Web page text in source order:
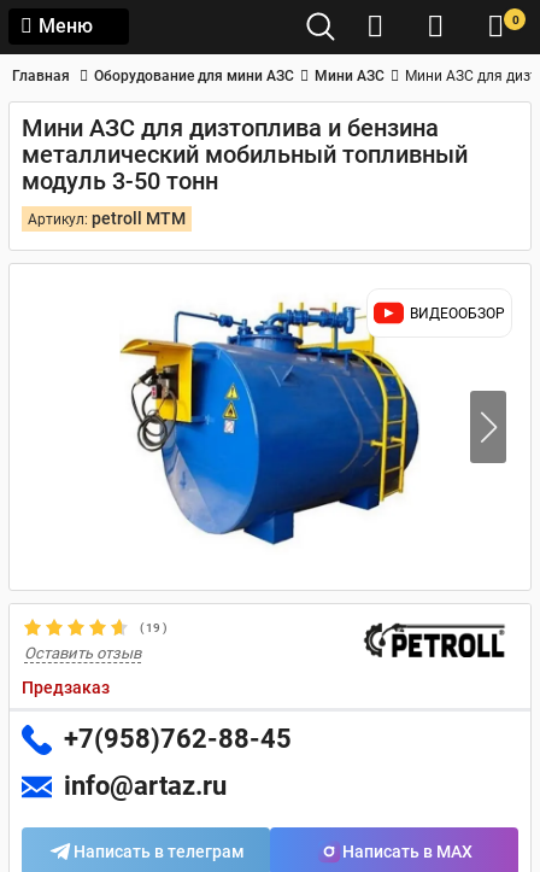
Меню 0
Главная Оборудование для мини АЗС Мини АЗС Мини АЗС для
Мини АЗС для дизтоплива и бензина
металлический мобильный топливный
модуль 3-50 тонн
Артикул: petroll МТМ
ВИДЕООБЗОР
(19 )
Оставить отзыв
Предзаказ
+7(958)762-88-45
info@artaz.ru
Написать в телеграм Написать в MAX